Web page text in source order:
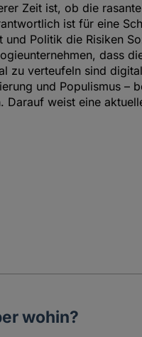
Zeit ist, ob die
ist für eine
Politik die Risiken
dass
zu verteufeln sind
und Populismus –
Darauf weist eine
wohin?